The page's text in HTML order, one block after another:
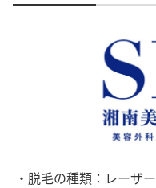
・脱毛の種類：レーザー